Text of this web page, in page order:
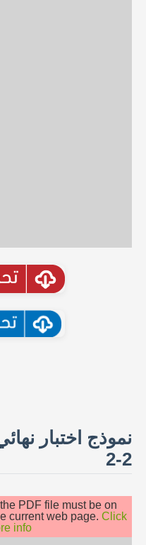
نموذج اختبار
2-2
PDF file must be on
current web page. Click
info